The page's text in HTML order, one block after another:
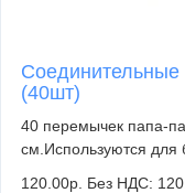
(40шт)
40 перемычек папа-
см.Используются для
120.00р. Без НДС: